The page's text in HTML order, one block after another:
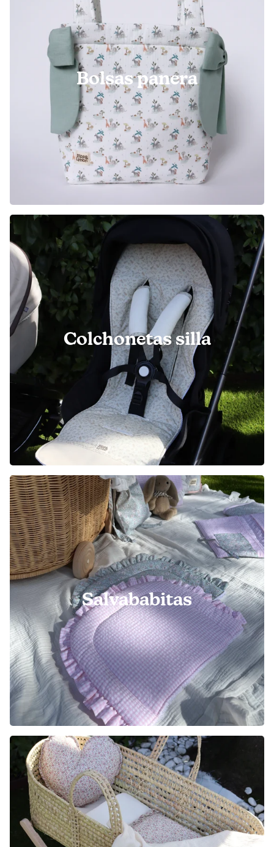
Bolsas panera
Colchonetas silla
Salvababitas
Multi-column